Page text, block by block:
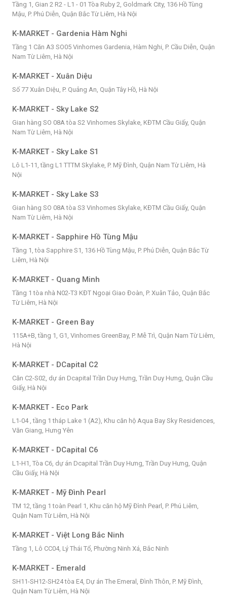
Tầng 1, Gian 2 R2 - L1 - 01 Tòa Ruby 2, Goldmark City, 136 Hồ Tùng
Mậu, P. Phú Diễn, Quận Bắc Từ Liêm, Hà Nội
K-MARKET - Gardenia Hàm Nghi
Tầng 1 Căn A3 SO05 Vinhomes Gardenia, Hàm Nghi, P. Cầu Diễn, Quận
Nam Từ Liêm, Hà Nội
K-MARKET - Xuân Diệu
Số 77 Xuân Diệu, P. Quảng An, Quận Tây Hồ, Hà Nội
K-MARKET - Sky Lake S2
Gian hàng SO 08A tòa S2 Vinhomes Skylake, KĐTM Cầu Giấy, Quận
Nam Từ Liêm, Hà Nội
K-MARKET - Sky Lake S1
Lô L1-11, tầng L1 TTTM Skylake, P. Mỹ Đình, Quận Nam Từ Liêm, Hà
Nội
K-MARKET - Sky Lake S3
Gian hàng SO 08A tòa S3 Vinhomes Skylake, KĐTM Cầu Giấy, Quận
Nam Từ Liêm, Hà Nội
K-MARKET - Sapphire Hồ Tùng Mậu
Tầng 1, tòa Sapphire S1, 136 Hồ Tùng Mậu, P. Phú Diễn, Quận Bắc Từ
Liêm, Hà Nội
K-MARKET - Quang Minh
Tầng 1 tòa nhà N02-T3 KĐT Ngoại Giao Đoàn, P. Xuân Tảo, Quận Bắc
Từ Liêm, Hà Nội
K-MARKET - Green Bay
115A+B, tầng 1, G1, Vinhomes GreenBay, P. Mễ Trì, Quận Nam Từ Liêm,
Hà Nội
K-MARKET - DCapital C2
Căn C2-S02, dự án Dcapital Trần Duy Hưng, Trần Duy Hưng, Quận Cầu
Giấy, Hà Nội
K-MARKET - Eco Park
L1-04 , tầng 1 tháp Lake 1 (A2), Khu căn hộ Aqua Bay Sky Residences,
Văn Giang, Hưng Yên
K-MARKET - DCapital C6
L1-H1, Tòa C6, dự án Dcapital Trần Duy Hưng, Trần Duy Hưng, Quận
Cầu Giấy, Hà Nội
K-MARKET - Mỹ Đình Pearl
TM 12, tầng 1 toàn Pearl 1, Khu căn hộ Mỹ Đình Pearl, P. Phú Liêm,
Quận Nam Từ Liêm, Hà Nội
K-MARKET - Việt Long Bắc Ninh
Tầng 1, Lô CC04, Lý Thái Tổ, Phường Ninh Xá, Bắc Ninh
K-MARKET - Emerald
SH11-SH12-SH24 tòa E4, Dự án The Emeral, Đình Thôn, P. Mỹ Đình,
Quận Nam Từ Liêm, Hà Nội